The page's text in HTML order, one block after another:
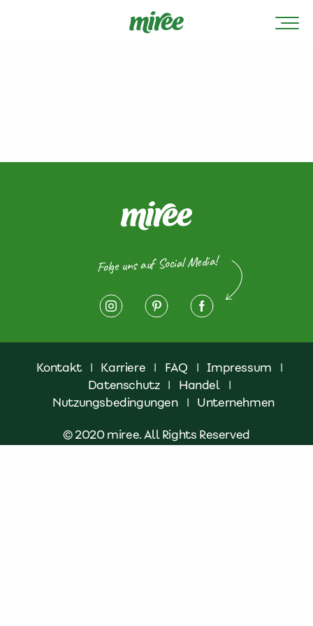
Folge uns auf Social Media!
Kontakt | Karriere | FAQ | Impressum
|
Datenschutz | Handel
|
Nutzungsbedingungen
| Unternehmen
© 2020 miree. All Rights Reserved